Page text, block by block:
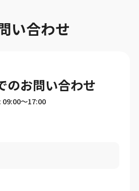
い合わせ
のお問い合わせ
09:00～17:00